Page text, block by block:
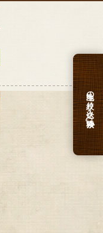
生地の絞り込み検索